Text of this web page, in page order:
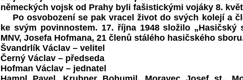
německých vojsk od Prahy byli fašistickými vojáky 8.
Po osvobození se pak vracel život do svých kolejí a
ke svým povinnostem. 17. října 1948 složilo
MNV, Josefa Hofmana, 21 členů stálého hasičského
Švandrlík Václav – velitel
Černý Václav – předseda
Hofman Václav – jednatel